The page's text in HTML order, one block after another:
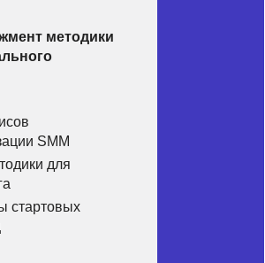
мeтодики
SMM
для
стaртовых